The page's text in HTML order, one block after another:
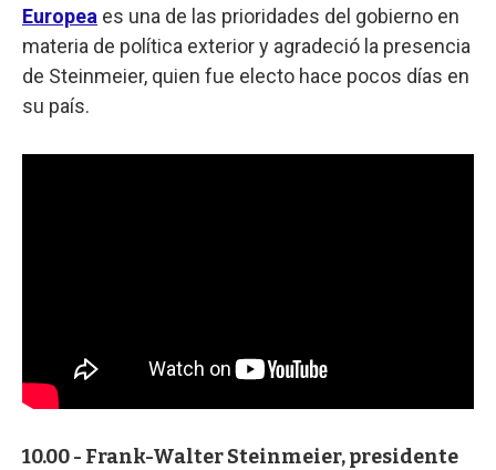
Europea es una de las prioridades del gobierno en
materia de política exterior y agradeció la presencia
de Steinmeier, quien fue electo hace pocos días en
su país.
10.00 - Frank-Walter Steinmeier, presidente